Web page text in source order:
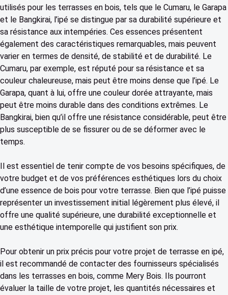
utilisés pour les terrasses en bois, tels que le Cumaru, le Garapa
et le Bangkirai, l’ipé se distingue par sa durabilité supérieure et
sa résistance aux intempéries. Ces essences présentent
également des caractéristiques remarquables, mais peuvent
varier en termes de densité, de stabilité et de durabilité. Le
Cumaru, par exemple, est réputé pour sa résistance et sa
couleur chaleureuse, mais peut être moins dense que l’ipé. Le
Garapa, quant à lui, offre une couleur dorée attrayante, mais
peut être moins durable dans des conditions extrêmes. Le
Bangkirai, bien qu’il offre une résistance considérable, peut être
plus susceptible de se fissurer ou de se déformer avec le
temps.
Il est essentiel de tenir compte de vos besoins spécifiques, de
votre budget et de vos préférences esthétiques lors du choix
d’une essence de bois pour votre terrasse. Bien que l’ipé puisse
représenter un investissement initial légèrement plus élevé, il
offre une qualité supérieure, une durabilité exceptionnelle et
une esthétique intemporelle qui justifient son prix.
Pour obtenir un prix précis pour votre projet de terrasse en ipé,
il est recommandé de contacter des fournisseurs spécialisés
dans les terrasses en bois, comme Mery Bois. Ils pourront
évaluer la taille de votre projet, les quantités nécessaires et